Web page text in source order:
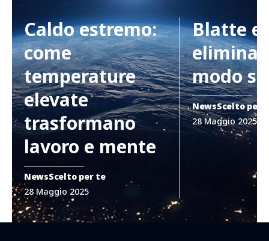
Caldo estremo:
come
temperature
elevate
trasformano
lavoro e mente
NewsScelto per te
28 Maggio 2025
Blatte e
modo
NewsScelto per
28 Maggio 2025